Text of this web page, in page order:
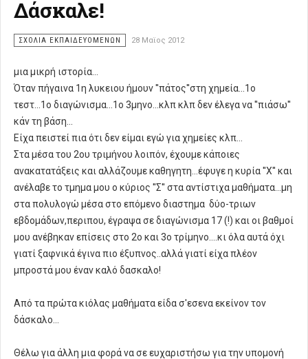
Δάσκαλε!
ΣΧΌΛΙΑ ΕΚΠΑΙΔΕΥΌΜΕΝΩΝ 28 Μαϊος 2012
μια μικρή ιστορία...
Όταν πήγαινα 1η λυκειου ήμουν ''πάτος''στη χημεία...1ο
τεστ...1ο διαγώνισμα...1ο 3μηνο...κλπ κλπ δεν έλεγα να ''πιάσω''
κάν τη βάση...
Είχα πειστεί πια ότι δεν είμαι εγώ για χημείες κλπ...
Στα μέσα του 2ου τριμήνου λοιπόν, έχουμε κάποιες
ανακατατάξεις και αλλάζουμε καθηγητη...έφυγε η κυρία ''Χ'' και
ανέλαβε το τμημα μου ο κύριος ''Σ'' στα αντίστιχα μαθήματα...μη
στα πολυλογώ μέσα στο επόμενο διαστημα δύο-τριων
εβδομάδων,περιπου, έγραψα σε διαγώνισμα 17 (!) και οι βαθμοί
μου ανέβηκαν επίσεις στο 2ο και 3ο τρίμηνο....κι όλα αυτά όχι
γιατί ξαφνικά έγινα πιο έξυπνος..αλλά γιατί είχα πλέον
μπροστά μου έναν καλό δασκαλο!
Από τα πρώτα κιόλας μαθήματα είδα σ'εσενα εκείνον τον
δάσκαλο...
Θέλω για άλλη μια φορά να σε ευχαριστήσω για την υπομονή